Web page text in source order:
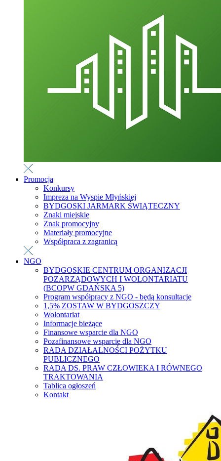
Promocja
Konkursy
Impreza na Wyspie Młyńskiej
BYDGOSKI JARMARK ŚWIĄTECZNY
Znaki miejskie
Znak promocyjny
Materiały promocyjne
Współpraca z zagranicą
NGO
BYDGOSKIE CENTRUM ORGANIZACJI
POZARZĄDOWYCH I WOLONTARIATU
(BCOPW GDAŃSKA 5)
Program współpracy z NGO - będą konsultacje
1,5% ZOSTAW W BYDGOSZCZY
Wolontariat
Informacje bieżące
Finansowe wsparcie dla NGO
Pozafinansowe wsparcie dla NGO
RADA DZIAŁALNOŚCI POŻYTKU
PUBLICZNEGO
RADA DS. PRAW CZŁOWIEKA I RÓWNEGO
TRAKTOWANIA
Tablica ogłoszeń
Kontakt